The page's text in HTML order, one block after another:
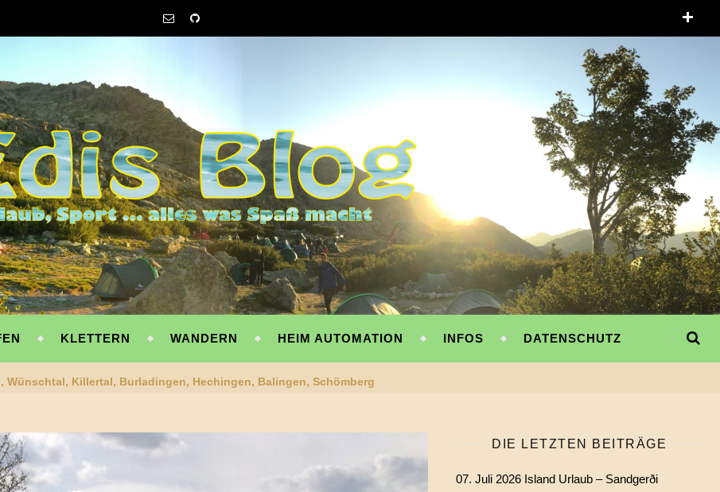
KLETTERN WANDERN HEIM AUTOMATION INFOS DATENSCHUTZ
Wünschtal, Killertal, Burladingen, Hechingen, Balingen, Schömberg
DIE LETZTEN BEITRÄGE
07. Juli 2026 Island Urlaub – Sandgerði